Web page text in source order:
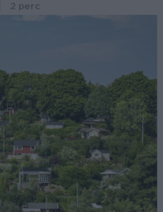
2 perc